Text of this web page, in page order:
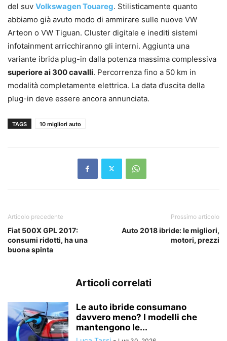
del suv Volkswagen Touareg. Stilisticamente quanto
abbiamo già avuto modo di ammirare sulle nuove VW
Arteon o VW Tiguan. Cluster digitale e inediti sistemi
infotainment arricchiranno gli interni. Aggiunta una
variante ibrida plug-in dalla potenza massima complessiva
superiore ai 300 cavalli. Percorrenza fino a 50 km in
modalità completamente elettrica. La data d’uscita della
plug-in deve essere ancora annunciata.
TAGS 10 migliori auto
Articolo precedente
Fiat 500X GPL 2017:
consumi ridotti, ha una
buona spinta
Prossimo articolo
Auto 2018 ibride: le migliori,
motori, prezzi
Articoli correlati
Le auto ibride consumano
davvero meno? I modelli che
mantengono le...